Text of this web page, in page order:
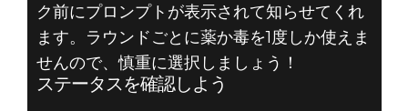
ク前にプロンプトが表示されて知らせてくれ
ます。ラウンドごとに薬か毒を1度しか使えま
せんので、慎重に選択しましょう！
ステータスを確認しよう